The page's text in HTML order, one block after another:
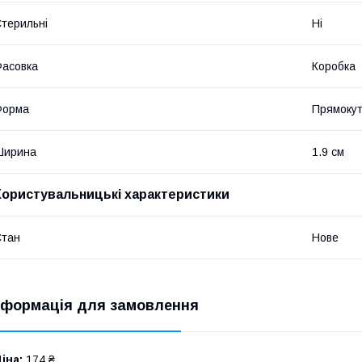
Ні
Коробка
1.9 см
характеристики
Нове
для замовлення